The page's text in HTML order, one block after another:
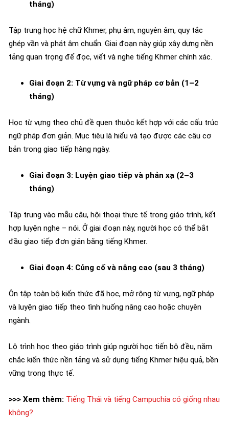
tháng)
Tập trung học hệ chữ Khmer, phụ âm, nguyên âm, quy tắc
ghép vần và phát âm chuẩn. Giai đoạn này giúp xây dựng nền
tảng quan trọng để đọc, viết và nghe tiếng Khmer chính xác.
Giai đoạn 2: Từ vựng và ngữ pháp cơ bản (1–2
tháng)
Học từ vựng theo chủ đề quen thuộc kết hợp với các cấu trúc
ngữ pháp đơn giản. Mục tiêu là hiểu và tạo được các câu cơ
bản trong giao tiếp hàng ngày.
Giai đoạn 3: Luyện giao tiếp và phản xạ (2–3
tháng)
Tập trung vào mẫu câu, hội thoại thực tế trong giáo trình, kết
hợp luyện nghe – nói. Ở giai đoạn này, người học có thể bắt
đầu giao tiếp đơn giản bằng tiếng Khmer.
Giai đoạn 4: Củng cố và nâng cao (sau 3 tháng)
Ôn tập toàn bộ kiến thức đã học, mở rộng từ vựng, ngữ pháp
và luyện giao tiếp theo tình huống nâng cao hoặc chuyên
ngành.
Lộ trình học theo giáo trình giúp người học tiến bộ đều, nắm
chắc kiến thức nền tảng và sử dụng tiếng Khmer hiệu quả, bền
vững trong thực tế.
>>> Xem thêm: Tiếng Thái và tiếng Campuchia có giống nhau
không?